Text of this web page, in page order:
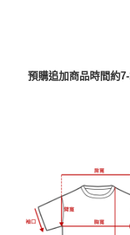
預購追加商品時間約